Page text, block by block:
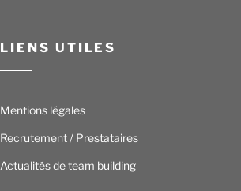
LIENS UTILES
Mentions légales
Recrutement / Prestataires
Actualités de team building